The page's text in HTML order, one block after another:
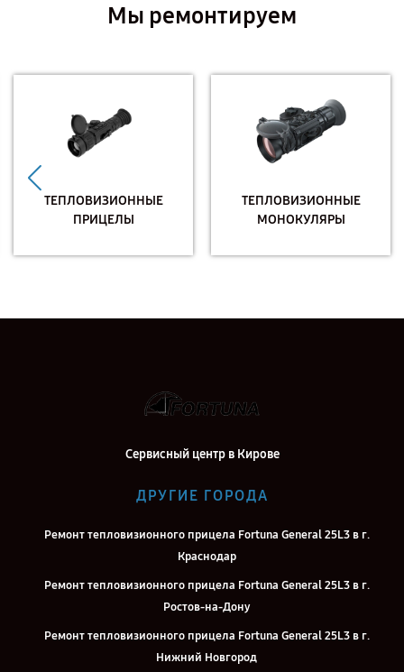
Мы ремонтируем
ТЕПЛОВИЗИОННЫЕ
ПРИЦЕЛЫ
ТЕПЛОВИЗИОННЫЕ
МОНОКУЛЯРЫ
Сервисный центр в Кирове
ДРУГИЕ ГОРОДА
Ремонт тепловизионного прицела Fortuna General 25L3 в г.
Краснодар
Ремонт тепловизионного прицела Fortuna General 25L3 в г.
Ростов-на-Дону
Ремонт тепловизионного прицела Fortuna General 25L3 в г.
Нижний Новгород